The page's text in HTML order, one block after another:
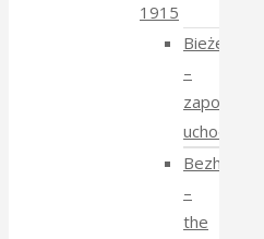
1915
Bieżeństwo
–
zapomniane
uchodźstwo
Bezhenstvo
–
the